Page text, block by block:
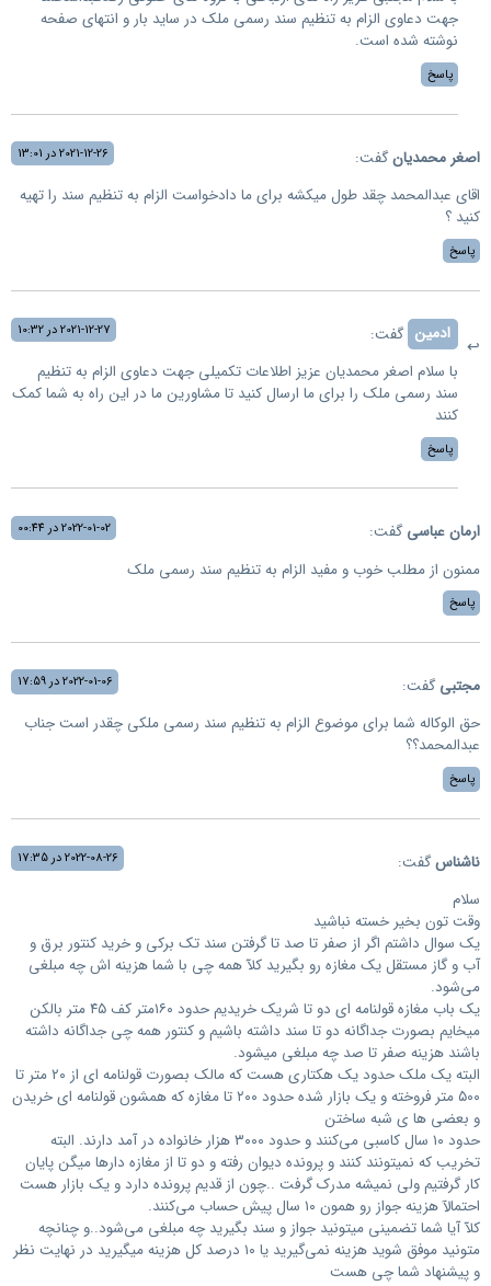
جهت دعاوی الزام به تنظیم سند رسمی ملک در ساید بار و انتهای صفحه
نوشته شده است.
پاسخ
اصغر محمدیانگفت: 2021-12-26 در 13:01
اقای عبدالمحمد چقد طول میکشه برای ما دادخواست الزام به تنظیم سند را تهیه
کنید ؟
پاسخ
ادمین گفت: 2021-12-27 در 10:32
با سلام اصغر محمديان عزیز اطلاعات تکمیلی جهت دعاوی الزام به تنظیم
سند رسمی ملک را برای ما ارسال کنید تا مشاورين ما در این راه به شما کمک
کنند
پاسخ
ارمان عباسی گفت: 2022-01-02 در 00:44
ممنون از مطلب خوب و مفید الزام به تنظیم سند رسمی ملک
پاسخ
مجتبی گفت: 2022-01-06 در 17:59
حق الوکاله شما برای موضوع الزام به تنظیم سند رسمی ملکی چقدر است جناب
عبدالمحمد؟؟
پاسخ
ناشناسگفت: 2022-08-26 در 17:35
سلام
وقت تون بخیر خسته نباشید
یک سوال داشتم اگر از صفر تا صد تا گرفتن سند تک برکی و خرید کنتور برق و
آب و گاز مستقل یک مغازه رو بگیرید کلآ همه چی با شما هزینه اش چه مبلغی
می‌شود.
یک باب مغازه قولنامه ای دو تا شریک خریدیم حدود ۱۶۰متر کف ۴۵ متر بالکن
میخایم بصورت جداگانه دو تا سند داشته باشیم و کنتور همه چی جداگانه داشته
باشند هزینه صفر تا صد چه مبلغی میشود.
البته یک ملک حدود یک هکتاری هست که مالک بصورت قولنامه ای از ۲۰ متر تا
۵۰۰ متر فروخته و یک بازار شده حدود ۲۰۰ تا مغازه که همشون قولنامه ای خریدن
و بعضی ها ی شبه ساختن
حدود ۱۰ سال کاسبی می‌کنند و حدود ۳۰۰۰ هزار خانواده در آمد دارند. البته
تخریب که نمیتونند کنند و پرونده دیوان رفته و دو تا از مغازه دارها میگن پایان
کار گرفتیم ولی نمیشه مدرک گرفت ..چون از قدیم پرونده دارد و یک بازار هست
احتمالآ هزینه جواز رو همون ۱۰ سال پیش حساب می‌کنند.
کلآ آیا شما تضمینی میتونید جواز و سند بگیرید چه مبلغی می‌شود..و چنانچه
متونید موفق شوید هزینه نمی‌گیرید یا ۱۰ درصد کل هزینه میگیرید در نهایت نظر
و پیشنهاد شما چی هست